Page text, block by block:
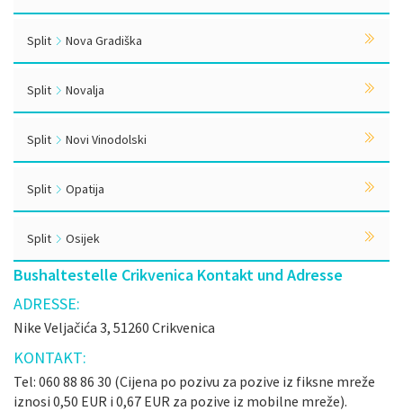
Split Nova Gradiška
Split Novalja
Split Novi Vinodolski
Split Opatija
Split Osijek
Bushaltestelle Crikvenica Kontakt und Adresse
ADRESSE:
Nike Veljačića 3, 51260 Crikvenica
KONTAKT:
Tel: 060 88 86 30 (Cijena po pozivu za pozive iz fiksne mreže
iznosi 0,50 EUR i 0,67 EUR za pozive iz mobilne mreže).